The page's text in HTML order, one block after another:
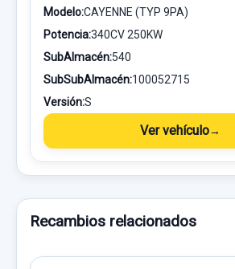
Modelo:CAYENNE (TYP 9PA)
Potencia:340CV 250KW
SubAlmacén:540
SubSubAlmacén:100052715
Versión:S
Ver vehículo
Recambios relacionados